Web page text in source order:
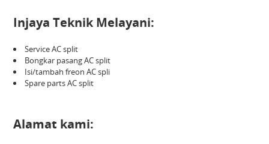
Injaya Teknik Melayani:
Service AC split
Bongkar pasang AC split
Isi/tambah freon AC spli
Spare parts AC split
Alamat kami: